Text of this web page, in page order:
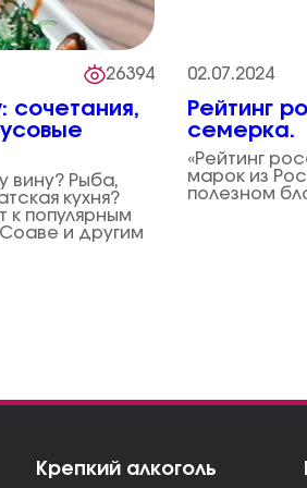
26394
сочетания,
вину? Рыба,
кухня?
к популярным
и другим
02.07.2024
Рейтинг
семерка.
«Рейтинг
марок из
полезном
Крепкий алкоголь